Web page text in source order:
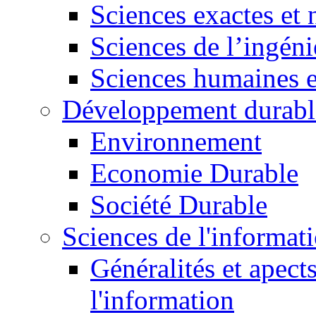
Sciences exactes et
Sciences de
Sciences humaines
Développement
Environnement
Economie Durable
Société Durable
Sciences de
Généralités et
l'information